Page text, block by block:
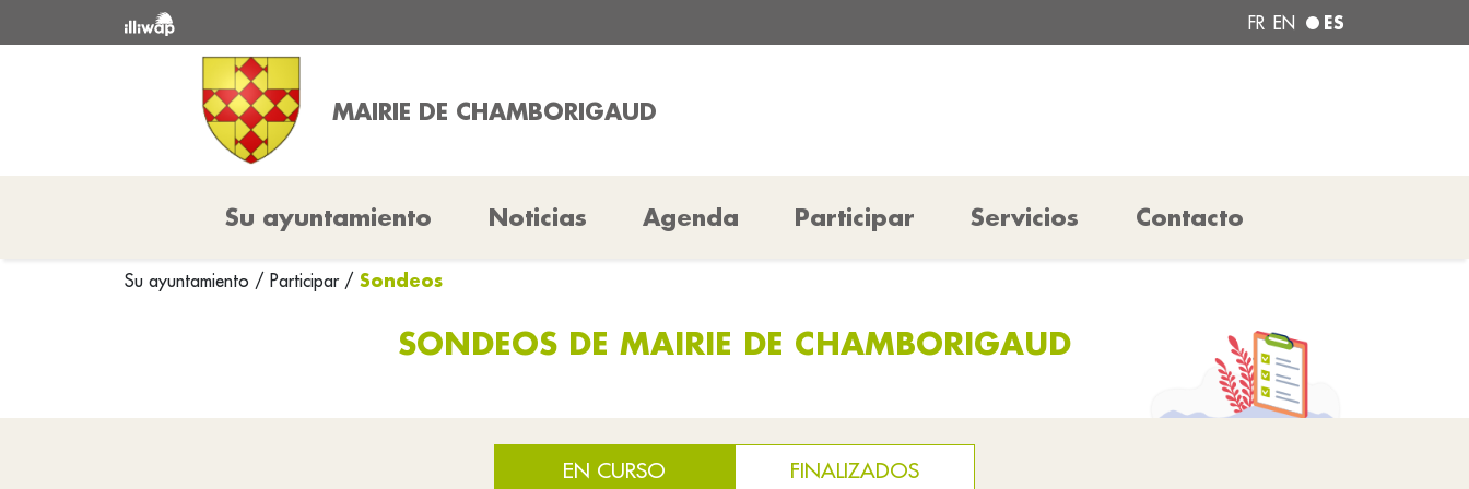
FR EN ES
MAIRIE DE CHAMBORIGAUD
Su ayuntamiento Noticias Agenda Participar Servicios Contacto
Su ayuntamiento / Participar/ Sondeos
SONDEOS DE MAIRIE DE CHAMBORIGAUD
EN CURSO FINALIZADOS